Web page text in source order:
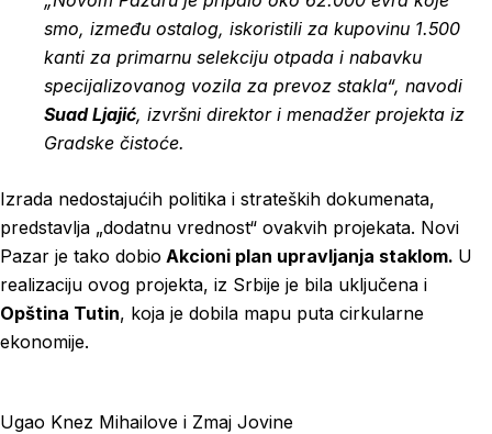
smo, između ostalog, iskoristili za kupovinu 1.500
kanti za primarnu selekciju otpada i nabavku
specijalizovanog vozila za prevoz stakla“, navodi
Suad Ljajić, izvršni direktor i menadžer projekta iz
Gradske čistoće.
Izrada nedostajućih politika i strateških dokumenata,
predstavlja „dodatnu vrednost“ ovakvih projekata. Novi
Pazar je tako dobio Akcioni plan upravljanja staklom. U
realizaciju ovog projekta, iz Srbije je bila uključena i
Opština Tutin, koja je dobila mapu puta cirkularne
ekonomije.
Ugao Knez Mihailove i Zmaj Jovine